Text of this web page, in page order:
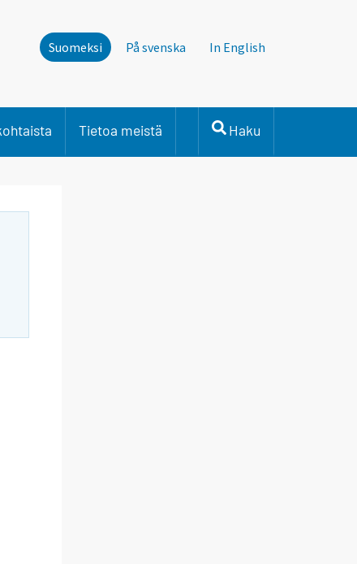
Suomeksi På svenska In English
Tietoa meistä Haku